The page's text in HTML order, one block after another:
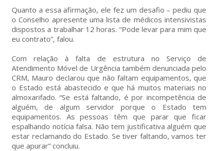
Quanto a essa afirmação, ele fez um desafio – pediu que
o Conselho apresente uma lista de médicos intensivistas
dispostos a trabalhar 12 horas. “Pode levar para mim que
eu contrato”, falou.
Com relação à falta de estrutura no Serviço de
Atendimento Móvel de Urgência também denunciada pelo
CRM, Mauro declarou que não faltam equipamentos, que
o Estado está abastecido e que há muitos materiais no
almoxarifado. “Se está faltando, é por incompetência de
alguém, de algum servidor porque o Estado tem
equipamentos. As pessoas têm que parar que ficar
espalhando notícia falsa. Não tem justificativa alguém que
estar reclamando do Estado. Se tiver faltando, vamos ter
que apurar” concluiu.